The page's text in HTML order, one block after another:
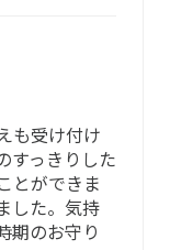
に基づいて厳選
ハーブについ
2％まで許可して
る除去を行い、
します。
に沿った品質文
変デリケートで
い。
。服薬中・授乳
ご利用くださ
も受け付け
すっきりした
とができま
した。気持
期のお守り